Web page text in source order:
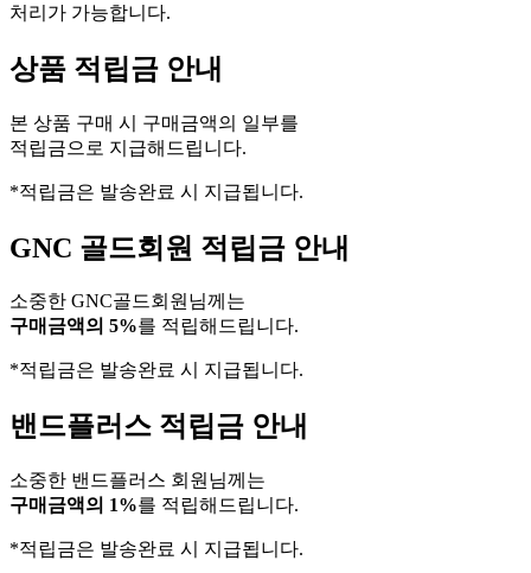
처리가 가능합니다.
상품 적립금 안내
본 상품 구매 시 구매금액의 일부를
적립금으로 지급해드립니다.
*적립금은 발송완료 시 지급됩니다.
GNC 골드회원 적립금 안내
소중한 GNC골드회원님께는
구매금액의 5%를 적립해드립니다.
*적립금은 발송완료 시 지급됩니다.
밴드플러스 적립금 안내
소중한 밴드플러스 회원님께는
구매금액의 1%를 적립해드립니다.
*적립금은 발송완료 시 지급됩니다.